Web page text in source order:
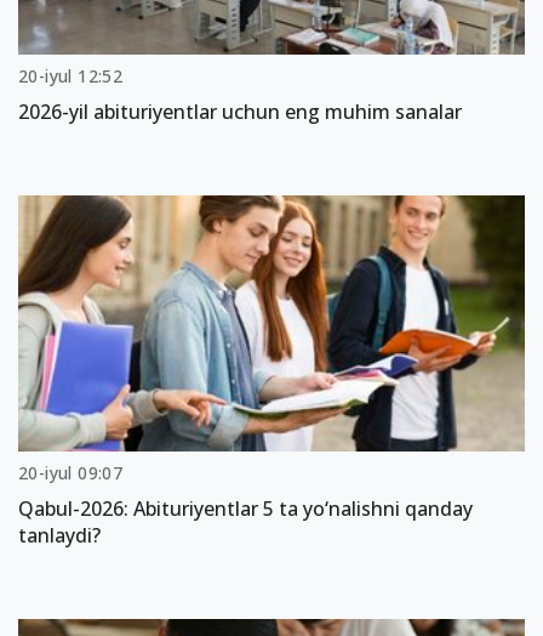
20-iyul 12:52
2026-yil abituriyentlar uchun eng muhim sanalar
20-iyul 09:07
Qabul-2026: Abituriyentlar 5 ta yo‘nalishni qanday
tanlaydi?